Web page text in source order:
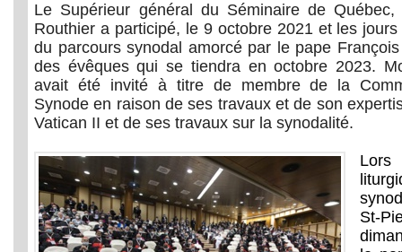
Le Supérieur général du Séminaire de Québec,
Routhier a participé, le 9 octobre 2021 et les
du parcours synodal amorcé par le pape
des évêques qui se tiendra en octobre 2023.
avait été invité à titre de membre de la
Synode en raison de ses travaux et de son
Vatican II et de ses travaux sur la synodalité.
St-